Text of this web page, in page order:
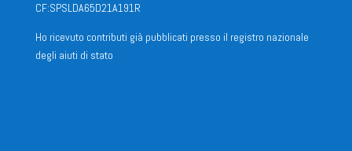
CF:SPSLDA65D21A191R
Ho ricevuto contributi già pubblicati presso il registro nazionale
degli aiuti di stato